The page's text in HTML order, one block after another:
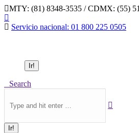
Saltar
al
contenido
MTY: (81) 8348-3535 / CDMX: (55)
page
window
Servicio nacional: 01 800 225 0505
Buscar:
Buscar:
Search